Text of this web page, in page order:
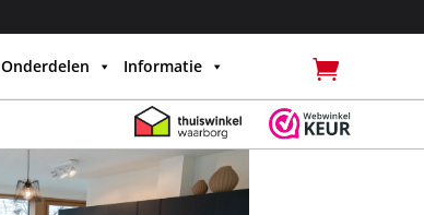
Onderdelen Informatie